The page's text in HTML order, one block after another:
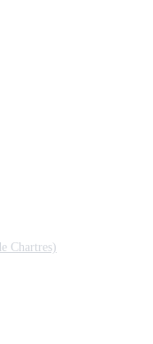
Chartres)